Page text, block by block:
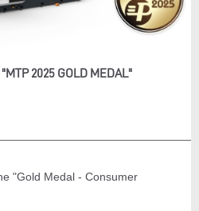
2025 GOLD MEDAL"
"Gold Medal - Consumer